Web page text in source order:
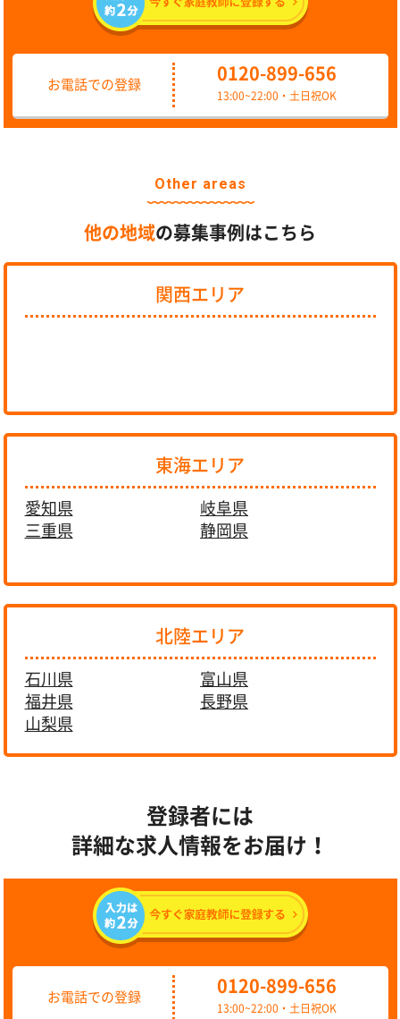
お電話での登録
0120-899-656
13:00~22:00・土日祝OK
Other areas
他の地域の募集事例はこちら
関西エリア
東海エリア
愛知県
岐阜県
三重県
静岡県
北陸エリア
石川県
富山県
福井県
長野県
山梨県
登録者には
詳細な求人情報をお届け！
お電話での登録
0120-899-656
13:00~22:00・土日祝OK